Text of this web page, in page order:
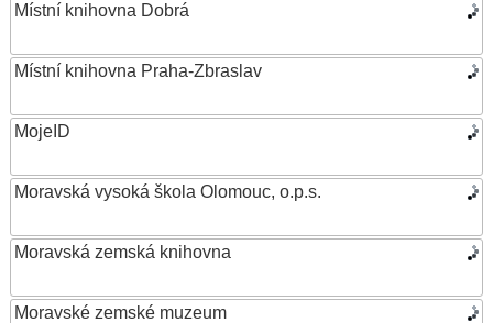
Místní knihovna Dobrá
Místní knihovna Praha-Zbraslav
MojeID
Moravská vysoká škola Olomouc, o.p.s.
Moravská zemská knihovna
Moravské zemské muzeum